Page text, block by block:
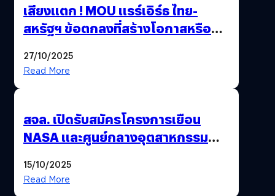
เสียงแตก ! MOU แรร์เอิร์ธ ไทย-
สหรัฐฯ ข้อตกลงที่สร้างโอกาสหรือ
27/10/2025
Read More
สจล. เปิดรับสมัครโครงการเยือน
NASA และศูนย์กลางอุตสาหกรรม
15/10/2025
Read More